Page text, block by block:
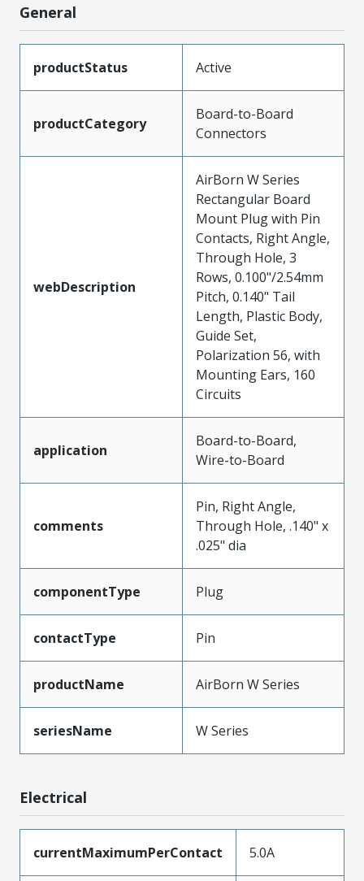
General
productStatus Active
productCategory
Board-to-Board
Connectors
webDescription
AirBorn W Series
Rectangular Board
Mount Plug with Pin
Contacts, Right Angle,
Through Hole, 3
Rows, 0.100"/2.54mm
Pitch, 0.140" Tail
Length, Plastic Body,
Guide Set,
Polarization 56, with
Mounting Ears, 160
Circuits
application
Board-to-Board,
Wire-to-Board
comments
Pin, Right Angle,
Through Hole, .140" x
.025" dia
componentType Plug
contactType Pin
productName AirBorn W Series
seriesName W Series
Electrical
currentMaximumPerContact 5.0A